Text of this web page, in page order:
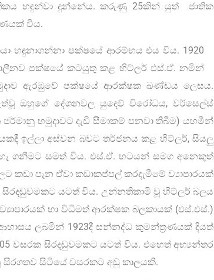
හඳුන්වා දුන්නේය. කරුණු 25කින් යුත් ජාතික
විය.
හඳුනාගන්නා පක්ෂයේ ආරම්භය එය විය. 1920
පක්ෂයේ කටයුතු කළ හිට්ලර් එස්.ඒ. නමින්
ඇරඹුවේ පක්ෂයේ ආරක්ෂක ඛණ්ඩය ලෙසය.
ඔහුගේ දේශනවල යුදෙව් විරෝධය, වර්සෙල්ස්
හමුදාවට දැඩි සීමාකම් පනවා තිබීම) යහමින්
ඉල්ලා අස්වන බවට තර්ජනය කළ හිට්ලර්, සියලු
ගනීමට සමත් විය. එස්.ඒ. භටයන් සමග අනෙකුත්
කඩා පැන ඒවා කඩාකප්පල් කරදැමීමේ ව්‍යාපාරයක්
යටත් විය. උන්නතිකාමී වූ හිට්ලර් බලය
හා විධිමත් ආරක්ෂක බලකායක් (එස්.එස්.)
ලබමින් 1923දී සන්නද්ධ කුමන්ත්‍රණයක් දියත්
වසරක සිරදඬුවමකට යටත් විය. එහෙත් අභ්‍යන්තර
සිටියේ වසරකට අඩු කාලයකි.